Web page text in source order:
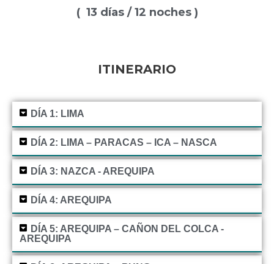
( 13 días / 12 noches )
ITINERARIO
DÍA 1: LIMA
DÍA 2: LIMA – PARACAS – ICA – NASCA
DÍA 3: NAZCA - AREQUIPA
DÍA 4: AREQUIPA
DÍA 5: AREQUIPA – CAÑON DEL COLCA -
AREQUIPA